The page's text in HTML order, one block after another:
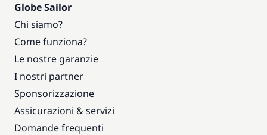
Globe Sailor
Chi siamo?
Come funziona?
Le nostre garanzie
I nostri partner
Sponsorizzazione
Assicurazioni & servizi
Domande frequenti